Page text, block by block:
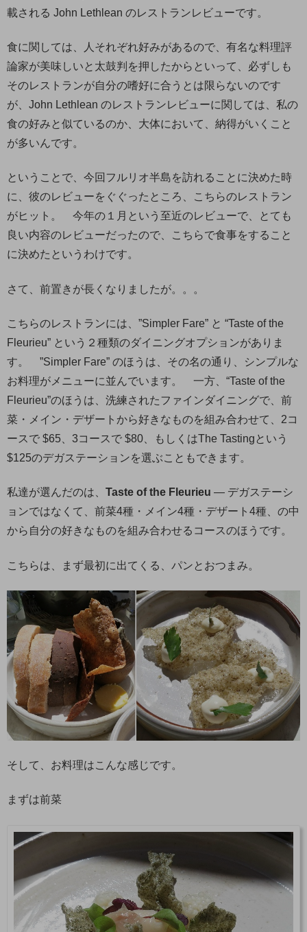
載される John Lethlean のレストランレビューです。
食に関しては、人それぞれ好みがあるので、有名な料理評
論家が美味しいと太鼓判を押したからといって、必ずしも
そのレストランが自分の嗜好に合うとは限らないのです
が、John Lethlean のレストランレビューに関しては、私の
食の好みと似ているのか、大体において、納得がいくこと
が多いんです。
ということで、今回フルリオ半島を訪れることに決めた時
に、彼のレビューをぐぐったところ、こちらのレストラン
がヒット。 今年の１月という至近のレビューで、とても
良い内容のレビューだったので、こちらで食事をすること
に決めたというわけです。
さて、前置きが長くなりましたが。。。
こちらのレストランには、”Simpler Fare” と “Taste of the
Fleurieu” という２種類のダイニングオプションがありま
す。 ”Simpler Fare” のほうは、その名の通り、シンプルな
お料理がメニューに並んでいます。 一方、“Taste of the
Fleurieu”のほうは、洗練されたファインダイニングで、前
菜・メイン・デザートから好きなものを組み合わせて、2コ
ースで $65、3コースで $80、もしくはThe Tastingという
$125のデガステーションを選ぶこともできます。
私達が選んだのは、 Taste of the Fleurieu — デガステーシ
ョンではなくて、前菜4種・メイン4種・デザート4種、の中
から自分の好きなものを組み合わせるコースのほうです。
こちらは、まず最初に出てくる、パンとおつまみ。
そして、お料理はこんな感じです。
まずは前菜